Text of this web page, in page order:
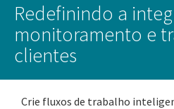
Redefinindo a
monitoramento e
clientes
Crie fluxos de trabalho